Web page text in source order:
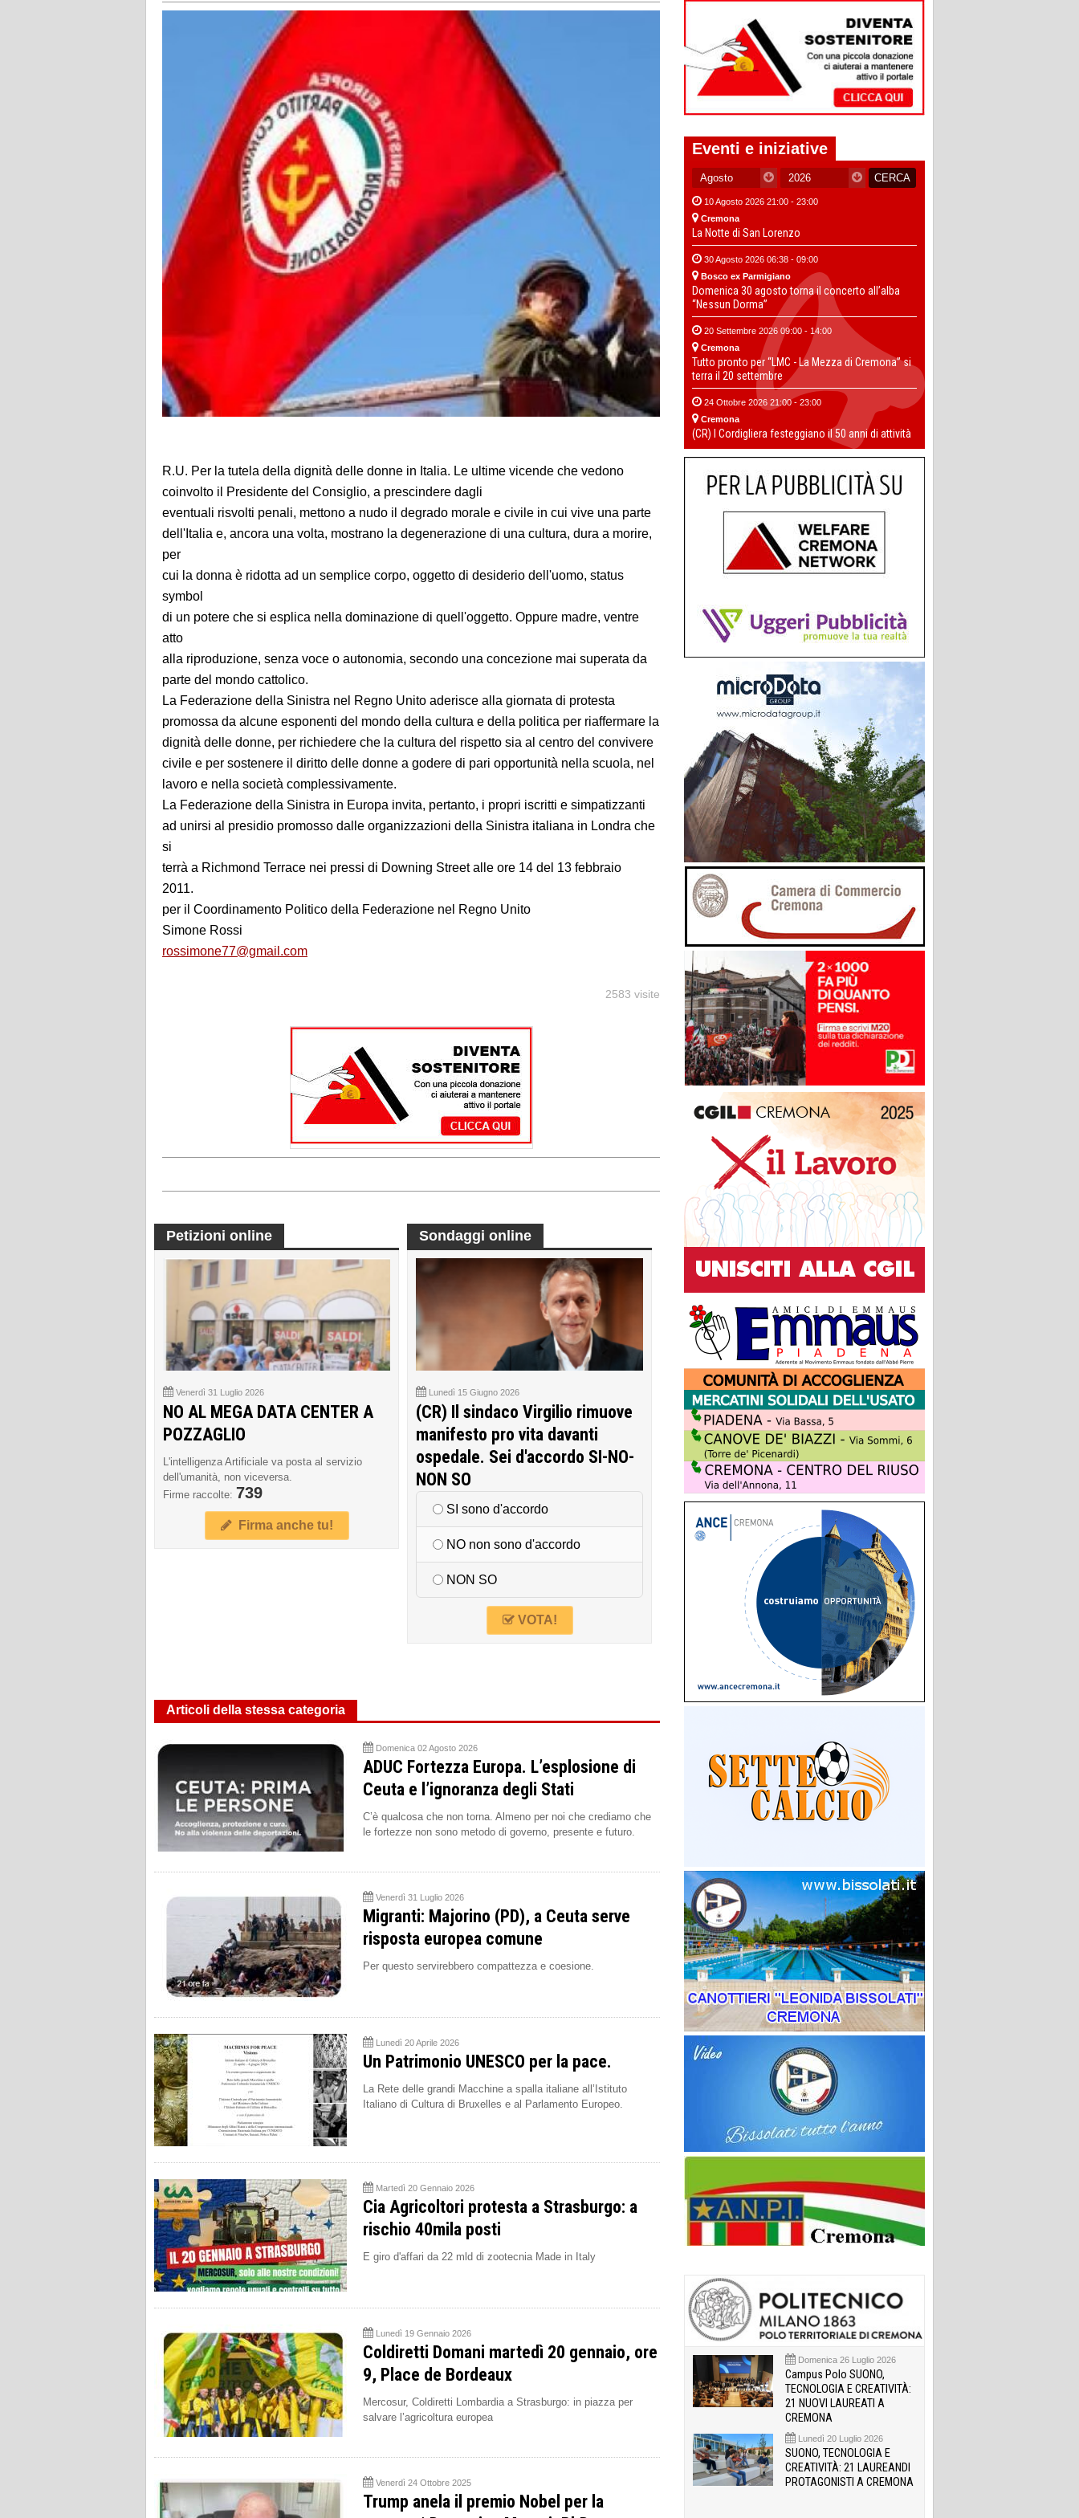
R.U. Per la tutela della dignità delle donne in Italia. Le ultime vicende che vedono
coinvolto il Presidente del Consiglio, a prescindere dagli
eventuali risvolti penali, mettono a nudo il degrado morale e civile in cui vive una parte
dell'Italia e, ancora una volta, mostrano la degenerazione di una cultura, dura a morire,
per
cui la donna è ridotta ad un semplice corpo, oggetto di desiderio dell'uomo, status
symbol
di un potere che si esplica nella dominazione di quell'oggetto. Oppure madre, ventre
atto
alla riproduzione, senza voce o autonomia, secondo una concezione mai superata da
parte del mondo cattolico.
La Federazione della Sinistra nel Regno Unito aderisce alla giornata di protesta
promossa da alcune esponenti del mondo della cultura e della politica per riaffermare la
dignità delle donne, per richiedere che la cultura del rispetto sia al centro del convivere
civile e per sostenere il diritto delle donne a godere di pari opportunità nella scuola, nel
lavoro e nella società complessivamente.
La Federazione della Sinistra in Europa invita, pertanto, i propri iscritti e simpatizzanti
ad unirsi al presidio promosso dalle organizzazioni della Sinistra italiana in Londra che
si
terrà a Richmond Terrace nei pressi di Downing Street alle ore 14 del 13 febbraio
2011.
per il Coordinamento Politico della Federazione nel Regno Unito
Simone Rossi
rossimone77@gmail.com
2583 visite
Petizioni online
Venerdì 31 Luglio 2026
NO AL MEGA DATA CENTER A
POZZAGLIO
L'intelligenza Artificiale va posta al servizio
dell'umanità, non viceversa.
Firme raccolte: 739
Firma anche tu!
Sondaggi online
Lunedì 15 Giugno 2026
(CR) Il sindaco Virgilio rimuove
manifesto pro vita davanti
ospedale. Sei d'accordo SI-NO-
NON SO
SI sono d'accordo
NO non sono d'accordo
NON SO
VOTA!
Articoli della stessa categoria
Domenica 02 Agosto 2026
ADUC Fortezza Europa. L’esplosione di
Ceuta e l’ignoranza degli Stati
C’è qualcosa che non torna. Almeno per noi che crediamo che
le fortezze non sono metodo di governo, presente e futuro.
Venerdì 31 Luglio 2026
Migranti: Majorino (PD), a Ceuta serve
risposta europea comune
Per questo servirebbero compattezza e coesione.
Lunedì 20 Aprile 2026
Un Patrimonio UNESCO per la pace.
La Rete delle grandi Macchine a spalla italiane all’Istituto
Italiano di Cultura di Bruxelles e al Parlamento Europeo.
Martedì 20 Gennaio 2026
Cia Agricoltori protesta a Strasburgo: a
rischio 40mila posti
E giro d'affari da 22 mld di zootecnia Made in Italy
Lunedì 19 Gennaio 2026
Coldiretti Domani martedì 20 gennaio, ore
9, Place de Bordeaux
Mercosur, Coldiretti Lombardia a Strasburgo: in piazza per
salvare l’agricoltura europea
Venerdì 24 Ottobre 2025
Trump anela il premio Nobel per la
Eventi e iniziative
10 Agosto 2026 21:00 - 23:00
Cremona
La Notte di San Lorenzo
30 Agosto 2026 06:38 - 09:00
Bosco ex Parmigiano
Domenica 30 agosto torna il concerto all’alba
“Nessun Dorma”
20 Settembre 2026 09:00 - 14:00
Cremona
Tutto pronto per “LMC - La Mezza di Cremona” si
terra il 20 settembre
24 Ottobre 2026 21:00 - 23:00
Cremona
(CR) I Cordigliera festeggiano il 50 anni di attività
Domenica 26 Luglio 2026
Campus Polo SUONO,
TECNOLOGIA E CREATIVITÀ:
21 NUOVI LAUREATI A
CREMONA
Lunedì 20 Luglio 2026
SUONO, TECNOLOGIA E
CREATIVITÀ: 21 LAUREANDI
PROTAGONISTI A CREMONA